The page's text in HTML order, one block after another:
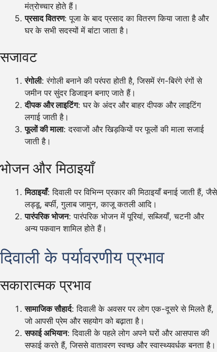
मंत्रोच्चार होते हैं।
प्रसाद वितरण: पूजा के बाद प्रसाद का वितरण किया जाता है और
घर के सभी सदस्यों में बांटा जाता है।
सजावट
रंगोली: रंगोली बनाने की परंपरा होती है, जिसमें रंग-बिरंगे रंगों से
जमीन पर सुंदर डिजाइन बनाए जाते हैं।
दीपक और लाइटिंग: घर के अंदर और बाहर दीपक और लाइटिंग
लगाई जाती है।
फूलों की माला: दरवाजों और खिड़कियों पर फूलों की माला सजाई
जाती है।
भोजन और मिठाइयाँ
मिठाइयाँ: दिवाली पर विभिन्न प्रकार की मिठाइयाँ बनाई जाती हैं, जैसे
लड्डू, बर्फी, गुलाब जामुन, काजू कतली आदि।
पारंपरिक भोजन: पारंपरिक भोजन में पूरियां, सब्जियाँ, चटनी और
अन्य पकवान शामिल होते हैं।
दिवाली के पर्यावरणीय प्रभाव
सकारात्मक प्रभाव
सामाजिक सौहार्द: दिवाली के अवसर पर लोग एक-दूसरे से मिलते हैं,
जो आपसी प्रेम और सहयोग को बढ़ाता है।
सफाई अभियान: दिवाली के पहले लोग अपने घरों और आसपास की
सफाई करते हैं, जिससे वातावरण स्वच्छ और स्वास्थ्यवर्धक बनता है।